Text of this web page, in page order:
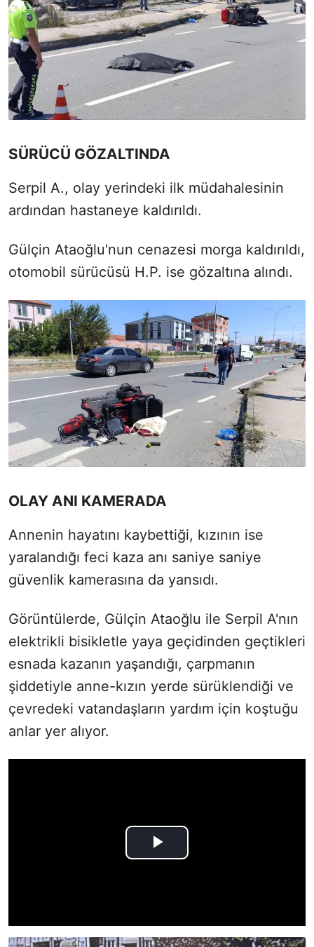
SÜRÜCÜ GÖZALTINDA
Serpil A., olay yerindeki ilk müdahalesinin
ardından hastaneye kaldırıldı.
Gülçin Ataoğlu'nun cenazesi morga kaldırıldı,
otomobil sürücüsü H.P. ise gözaltına alındı.
OLAY ANI KAMERADA
Annenin hayatını kaybettiği, kızının ise
yaralandığı feci kaza anı saniye saniye
güvenlik kamerasına da yansıdı.
Görüntülerde, Gülçin Ataoğlu ile Serpil A'nın
elektrikli bisikletle yaya geçidinden geçtikleri
esnada kazanın yaşandığı, çarpmanın
şiddetiyle anne-kızın yerde sürüklendiği ve
çevredeki vatandaşların yardım için koştuğu
anlar yer alıyor.